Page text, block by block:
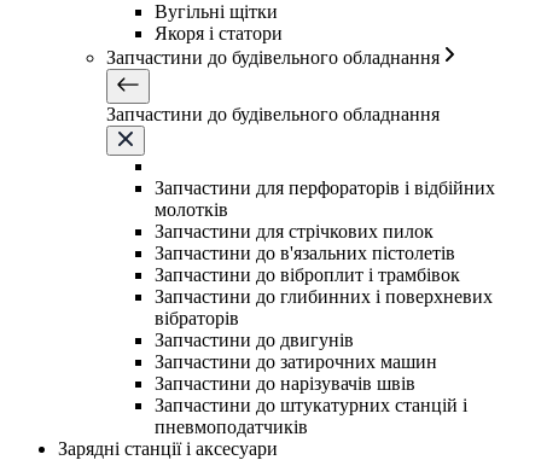
Вугільні щітки
Якоря і статори
Запчастини до будівельного обладнання
Запчастини до будівельного обладнання
Запчастини для перфораторів і відбійних
молотків
Запчастини для стрічкових пилок
Запчастини до в'язальних пістолетів
Запчастини до віброплит і трамбівок
Запчастини до глибинних і поверхневих
вібраторів
Запчастини до двигунів
Запчастини до затирочних машин
Запчастини до нарізувачів швів
Запчастини до штукатурних станцій і
пневмоподатчиків
Зарядні станції і аксесуари